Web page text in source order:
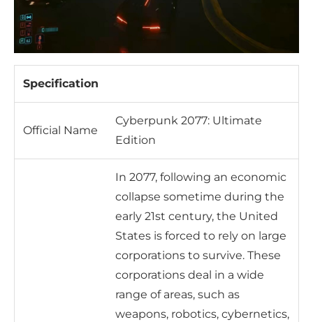
Specification
Official Name
Cyberpunk 2077: Ultimate
Edition
In 2077, following an economic
collapse sometime during the
early 21st century, the United
States is forced to rely on large
corporations to survive. These
corporations deal in a wide
range of areas, such as
weapons, robotics, cybernetics,